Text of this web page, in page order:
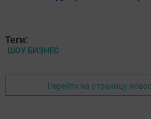
Теги:
ШОУ БИЗНЕС
Перейти на страницу